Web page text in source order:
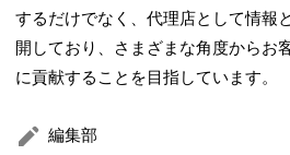
するだけでなく、代理店として情報
開しており、さまざまな角度からお
に貢献することを目指しています。
編集部